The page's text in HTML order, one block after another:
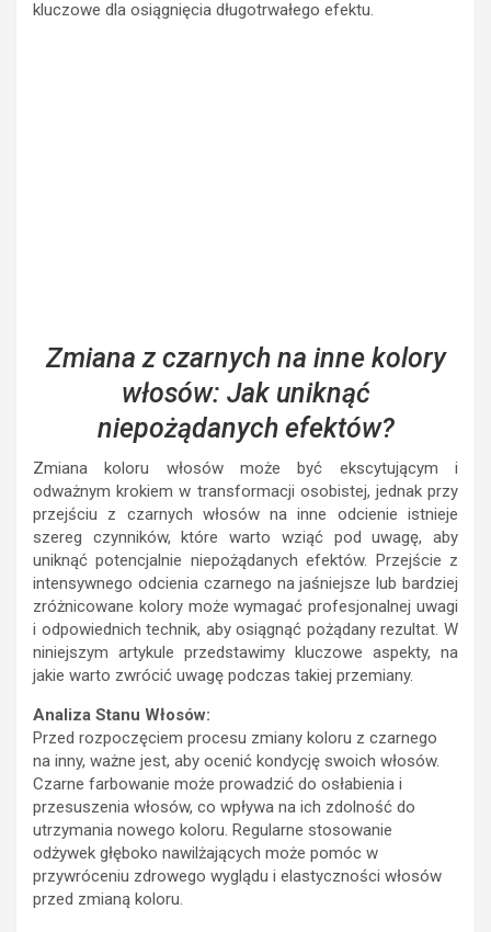
kluczowe dla osiągnięcia długotrwałego efektu.
Zmiana z czarnych na inne kolory
włosów: Jak uniknąć
niepożądanych efektów?
Zmiana koloru włosów może być ekscytującym i
odważnym krokiem w transformacji osobistej, jednak przy
przejściu z czarnych włosów na inne odcienie istnieje
szereg czynników, które warto wziąć pod uwagę, aby
uniknąć potencjalnie niepożądanych efektów. Przejście z
intensywnego odcienia czarnego na jaśniejsze lub bardziej
zróżnicowane kolory może wymagać profesjonalnej uwagi
i odpowiednich technik, aby osiągnąć pożądany rezultat. W
niniejszym artykule przedstawimy kluczowe aspekty, na
jakie warto zwrócić uwagę podczas takiej przemiany.
Analiza Stanu Włosów:
Przed rozpoczęciem procesu zmiany koloru z czarnego
na inny, ważne jest, aby ocenić kondycję swoich włosów.
Czarne farbowanie może prowadzić do osłabienia i
przesuszenia włosów, co wpływa na ich zdolność do
utrzymania nowego koloru. Regularne stosowanie
odżywek głęboko nawilżających może pomóc w
przywróceniu zdrowego wyglądu i elastyczności włosów
przed zmianą koloru.